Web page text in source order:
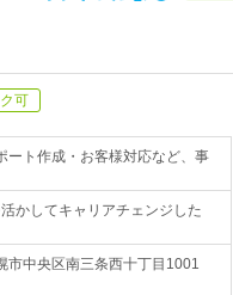
可
ート作成・お客様対応など、事
かしてキャリアチェンジした
市中央区南三条西十丁目1001